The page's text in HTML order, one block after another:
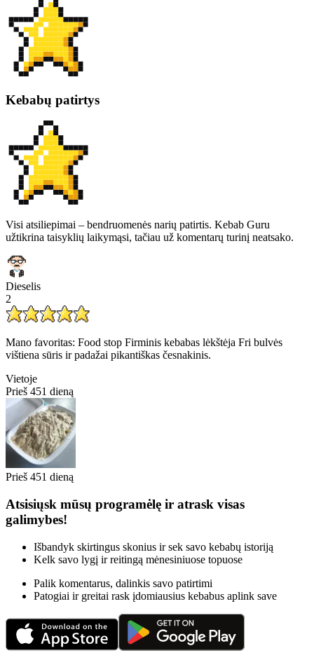
Kebabų patirtys
Visi atsiliepimai – bendruomenės narių patirtis. Kebab Guru
užtikrina taisyklių laikymąsi, tačiau už komentarų turinį neatsako.
Dieselis
2
Mano favoritas: Food stop Firminis kebabas lėkštėja Fri bulvės
vištiena sūris ir padažai pikantiškas česnakinis.
Vietoje
Prieš 451 dieną
Prieš 451 dieną
Atsisiųsk mūsų programėlę ir atrask visas
galimybes!
Išbandyk skirtingus skonius ir sek savo kebabų istoriją
Kelk savo lygį ir reitingą mėnesiniuose topuose
Palik komentarus, dalinkis savo patirtimi
Patogiai ir greitai rask įdomiausius kebabus aplink save